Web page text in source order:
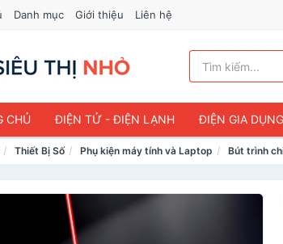
Danh mục Giới thiệu Liên hệ
CHỦ ĐIỆN TỬ - ĐIỆN LẠNH ĐIỆN GIA DỤNG
Thiết Bị Số Phụ kiện máy tính và Laptop Bút trình